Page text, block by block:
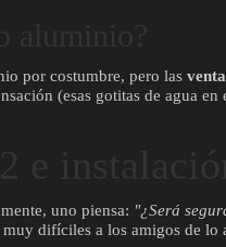
por costumbre, pero las
(esas gotitas de agua
uno piensa: "¿Será
difíciles a los amigos de lo